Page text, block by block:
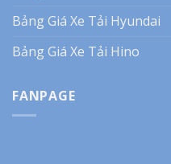
Bảng Giá Xe Tải Hyundai
Bảng Giá Xe Tải Hino
FANPAGE